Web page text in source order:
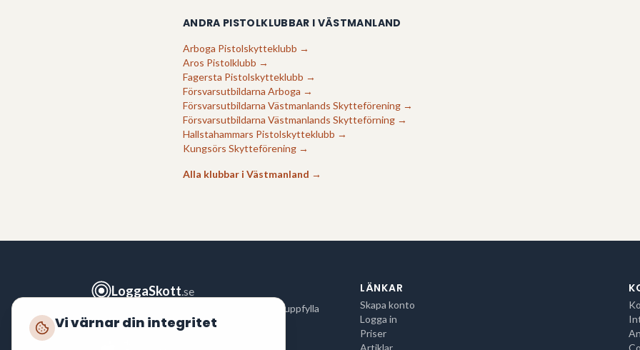
ANDRA PISTOLKLUBBAR I VÄSTMANLAND
Arboga Pistolskytteklubb →
Aros Pistolklubb →
Fagersta Pistolskytteklubb →
Försvarsutbildarna Arboga →
Försvarsutbildarna Västmanlands Skytteförening →
Försvarsutbildarna Västmanlands Skytteförning →
Hallstahammars Pistolskytteklubb →
Kungsörs Skytteförening →
Alla klubbar i Västmanland →
LoggaSkott.se
Logga ditt skytte snabbt och enkelt för att uppfylla
polisens krav enligtFAP 551-3
LÄNKAR
Skapa konto
Logga in
Priser
Artiklar
Vi värnar din integritet